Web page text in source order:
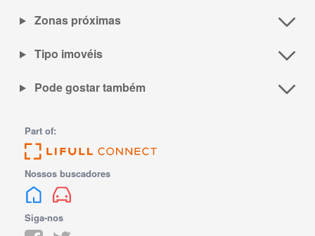
Zonas próximas
Tipo imovéis
Pode gostar também
Part of:
Nossos buscadores
Siga-nos